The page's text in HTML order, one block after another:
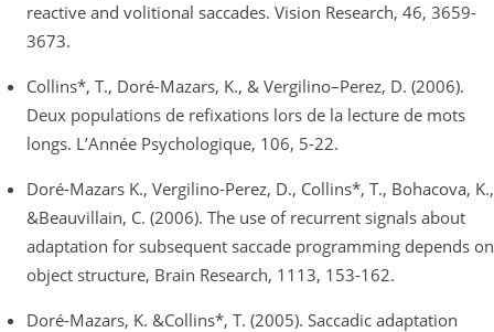
reactive and volitional saccades. Vision Research, 46, 3659-
3673.
Collins*, T., Doré-Mazars, K., & Vergilino–Perez, D. (2006).
Deux populations de refixations lors de la lecture de mots
longs. L’Année Psychologique, 106, 5-22.
Doré-Mazars K., Vergilino-Perez, D., Collins*, T., Bohacova, K.,
&Beauvillain, C. (2006). The use of recurrent signals about
adaptation for subsequent saccade programming depends on
object structure, Brain Research, 1113, 153-162.
Doré-Mazars, K. &Collins*, T. (2005). Saccadic adaptation